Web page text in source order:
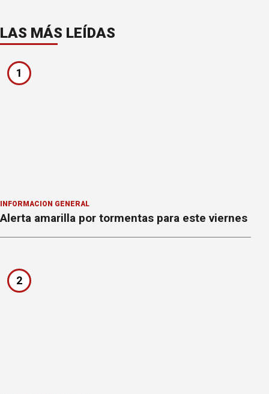
LAS MÁS LEÍDAS
1
INFORMACION GENERAL
Alerta amarilla por tormentas para este viernes
2